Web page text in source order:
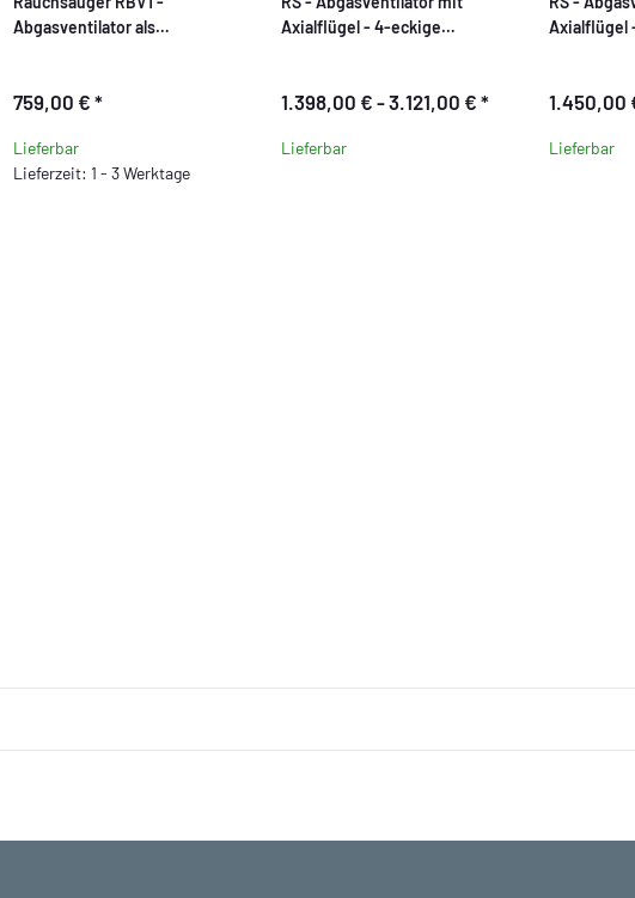
Abgasventilator als
759,00 € *
Lieferbar
Lieferzeit: 1 - 3 Werktage
Axialflügel - 4-eckige
1.398,00 € -3.121,00 € *
Lieferbar
Axialflügel
1.450,00
Lieferbar